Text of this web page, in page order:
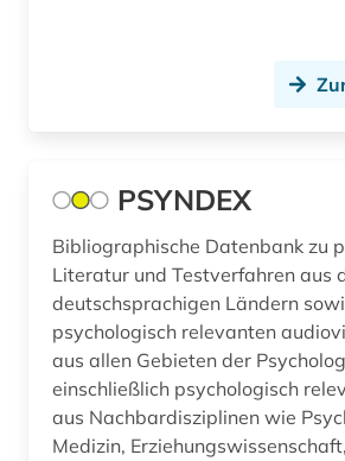
außenwirtschaft (1)
außerkanoische traktate (1)
ayurveda (1)
bach (10)
bakteriologie (2)
balkanromanistik (3)
PSYNDEX
Bibliographische Datenbank zu
Literatur und Testverfahren aus
deutschsprachigen Ländern
psychologisch relevanten
aus allen Gebieten der
einschließlich psychologisch
aus Nachbardisziplinen wie
Medizin,